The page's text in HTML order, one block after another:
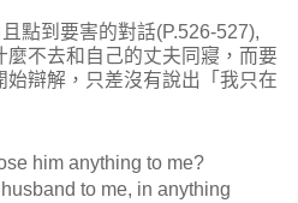
點到要害的對話(P.526-527),
不去和自己的丈夫同寢，而要
辯解，只差沒有說出「我只在
him anything to me?
to me, in anything